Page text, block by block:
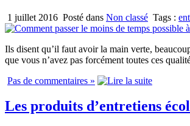
1 juillet 2016 Posté dans Non classé Tags :
Ils disent qu’il faut avoir la main verte,
que vous n’avez pas forcément toutes ces
Pas de commentaires »
Les produits d’entretiens